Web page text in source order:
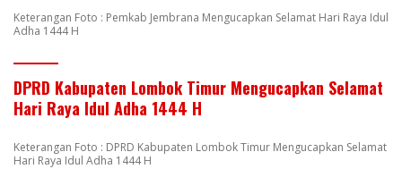
Keterangan Foto : Pemkab Jembrana Mengucapkan Selamat Hari Raya Idul
Adha 1444 H
DPRD Kabupaten Lombok Timur Mengucapkan Selamat
Hari Raya Idul Adha 1444 H
Keterangan Foto : DPRD Kabupaten Lombok Timur Mengucapkan Selamat
Hari Raya Idul Adha 1444 H